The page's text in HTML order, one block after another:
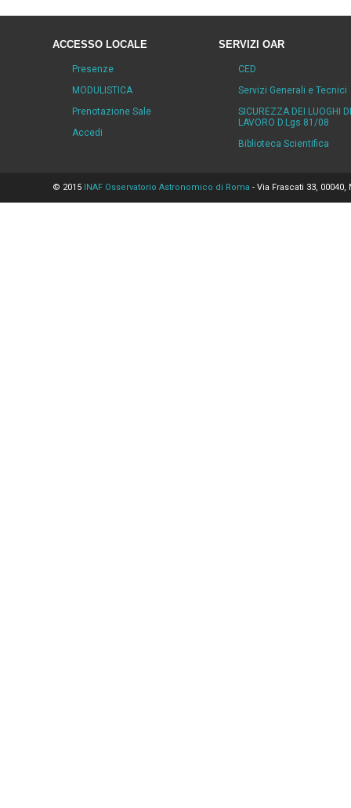
ACCESSO LOCALE
Presenze
MODULISTICA
Prenotazione Sale
Accedi
SERVIZI OAR
CED
Servizi Generali e Tecnici
SICUREZZA DEI LUOGHI DI
LAVORO D.Lgs 81/08
Biblioteca Scientifica
© 2015 INAF Osservatorio Astronomico di Roma - Via Frascati 33,